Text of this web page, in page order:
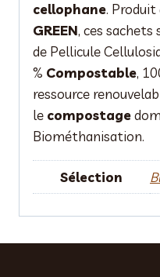
cellophane. Produit
GREEN, ces sachets
de Pellicule
% Compostable,
ressource
le compostage
Biométhanisation.
Sélection